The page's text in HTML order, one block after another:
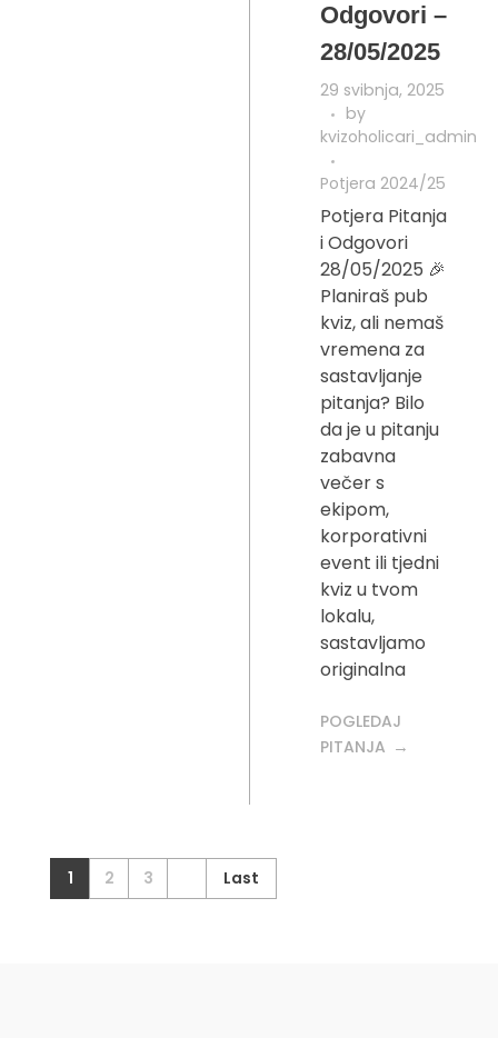
Odgovori –
28/05/2025
29 svibnja, 2025
by
kvizoholicari_admin
Potjera 2024/25
Potjera Pitanja
i Odgovori
28/05/2025 🎉
Planiraš pub
kviz, ali nemaš
vremena za
sastavljanje
pitanja? Bilo
da je u pitanju
zabavna
večer s
ekipom,
korporativni
event ili tjedni
kviz u tvom
lokalu,
sastavljamo
originalna
POGLEDAJ
PITANJA
1 2 3 Last